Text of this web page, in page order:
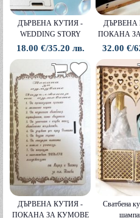
ДЪРВЕНА КУТИЯ -
WEDDING STORY
18.00 €/35.20 лв.
ДЪРВЕНА
ПОКАНА
В
32.00 €/
ДЪРВЕНА КУТИЯ -
ПОКАНА ЗА КУМОВЕ
Сватбена